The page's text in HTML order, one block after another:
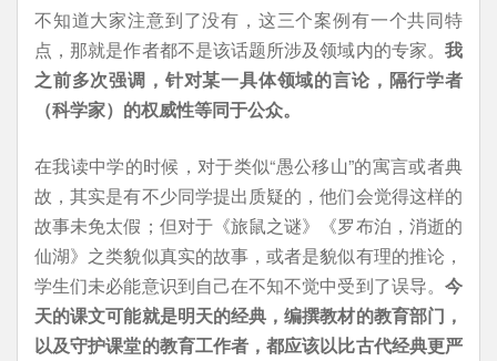
不知道大家注意到了没有，这三个案例有一个共同特
点，那就是作者都不是该话题所涉及领域内的专家。 我
之前多次强调，针对某一具体领域的言论，隔行学者
（科学家）的权威性等同于公众。
在我读中学的时候，对于类似“愚公移山”的寓言或者典
故，其实是有不少同学提出质疑的，他们会觉得这样的
故事未免太假；但对于《旅鼠之谜》《罗布泊，消逝的
仙湖》之类貌似真实的故事，或者是貌似有理的推论，
学生们未必能意识到自己在不知不觉中受到了误导。 今
天的课文可能就是明天的经典，编撰教材的教育部门，
以及守护课堂的教育工作者，都应该以比古代经典更严